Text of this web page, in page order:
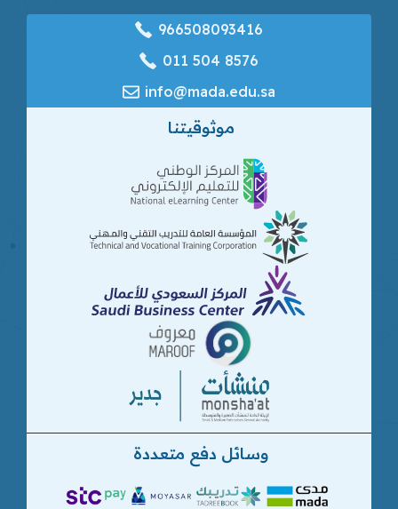
966508093416
‎011 504 8576
info@mada.edu.sa
موثوقيتنا
وسائل دفع متعددة